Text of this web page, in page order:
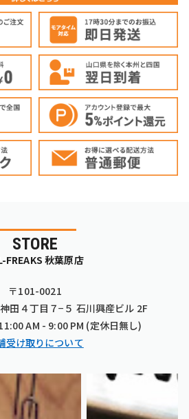
STORE
FREAKS 秋葉原店
〒101-0021
田４丁目７−５ 石川興産ビル 2F
AM - 9:00 PM (定休日無し)
受け取りについて